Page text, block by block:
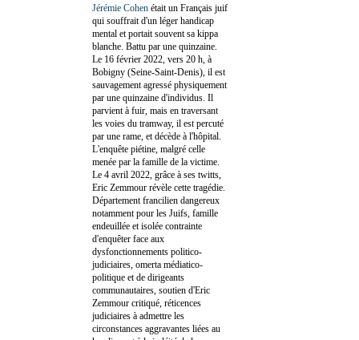
Jérémie Cohen était un Français juif
qui souffrait d'un léger handicap
mental et portait souvent sa kippa
blanche. Battu par une quinzaine.
Le 16 février 2022, vers 20 h, à
Bobigny (Seine-Saint-Denis), il est
sauvagement agressé physiquement
par une quinzaine d'individus. Il
parvient à fuir, mais en traversant
les voies du tramway, il est percuté
par une rame, et décède à l'hôpital.
L'enquête piétine, malgré celle
menée par la famille de la victime.
Le 4 avril 2022, grâce à ses twitts,
Eric Zemmour révèle cette tragédie.
Département francilien dangereux
notamment pour les Juifs, famille
endeuillée et isolée contrainte
d'enquêter face aux
dysfonctionnements politico-
judiciaires, omerta médiatico-
politique et de dirigeants
communautaires, soutien d'Eric
Zemmour critiqué, réticences
judiciaires à admettre les
circonstances aggravantes liées au